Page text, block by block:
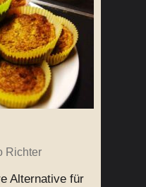
Richter
Alternative für